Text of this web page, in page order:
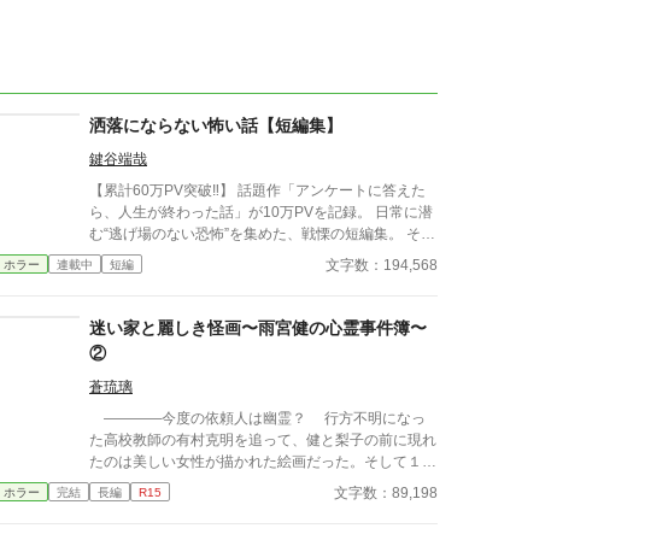
洒落にならない怖い話【短編集】
鍵谷端哉
【累計60万PV突破‼】 話題作「アンケートに答えた
ら、人生が終わった話」が10万PVを記録。 日常に潜
む“逃げ場のない恐怖”を集めた、戦慄の短編集。 その
違和感は、もう始まっている。 帰り道、誰もいない
はずの部屋、何気ない会話。 どこにでもある日常
意味が分かると凍りつく話。 理由もなく、ただ追い
詰められていく話。 そして、最後の一行で現実がひ
っくり返る話。 1話1000〜2000文字。隙間時間で読
める短編ながら、 読み終えたあと、ふとした静寂が
かしくない話。 ――あなたのすぐ隣でも。 洒落にな
らない実話風・創作ホラー。
ホラー 連載中 短編 文字数：194,568
迷い家と麗しき怪画〜雨宮健の心霊事件簿〜
②
蒼琉璃
――――今度の依頼人は幽霊？ 行方不明になっ
た高校教師の有村克明を追って、健と梨子の前に現れ
たのは美しい女性が描かれた絵画だった。そして１５
年前に島で起こった残酷な未解決事件。点と線を結ぶ
時、新たな恐怖の幕開けとなる。 健と梨子、そし
ホラー 完結 長編 R15 文字数：89,198